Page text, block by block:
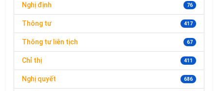
Nghị định 76
Thông tư 417
Thông tư liên tịch 67
Chỉ thị 411
Nghị quyết 686